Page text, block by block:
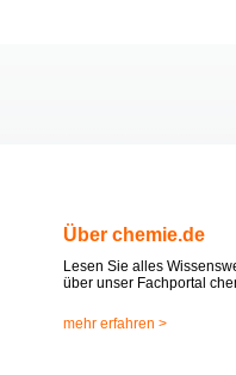
Über chemie.de
Lesen Sie alles
über unser Fachportal
mehr erfahren >